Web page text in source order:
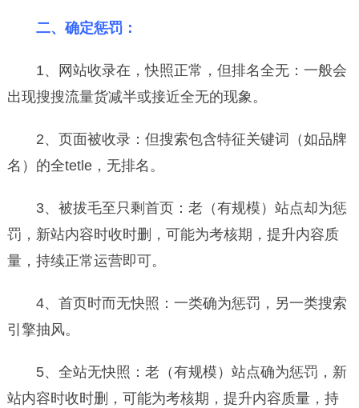
二、确定惩罚：
1、网站收录在，快照正常，但排名全无：一般会
出现搜搜流量货减半或接近全无的现象。
2、页面被收录：但搜索包含特征关键词（如品牌
名）的全tetle，无排名。
3、被拔毛至只剩首页：老（有规模）站点却为惩
罚，新站内容时收时删，可能为考核期，提升内容质
量，持续正常运营即可。
4、首页时而无快照：一类确为惩罚，另一类搜索
引擎抽风。
5、全站无快照：老（有规模）站点确为惩罚，新
站内容时收时删，可能为考核期，提升内容质量，持